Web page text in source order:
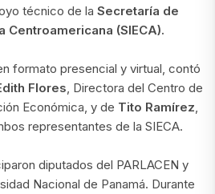
técnico de la Secretaría de
Centroamericana (SIECA).
formato presencial y virtual, contó
Flores , Directora del Centro de
Económica, y de Tito Ramírez
representantes de la SIECA.
diputados del PARLACEN y
Nacional de Panamá. Durante